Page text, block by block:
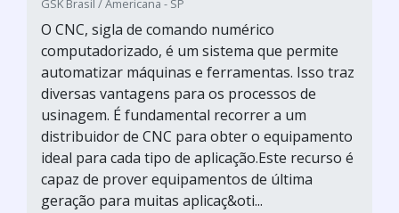
GSK Brasil / Americana - SP
O CNC, sigla de comando numérico
computadorizado, é um sistema que permite
automatizar máquinas e ferramentas. Isso traz
diversas vantagens para os processos de
usinagem. É fundamental recorrer a um
distribuidor de CNC para obter o equipamento
ideal para cada tipo de aplicação.Este recurso é
capaz de prover equipamentos de última
geração para muitas aplicaç&oti...